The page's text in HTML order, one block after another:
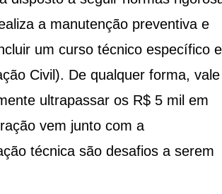
a manutenção preventiva e
um curso técnico específico e
Civil). De qualquer forma,
ultrapassar os R$ 5 mil em
vem junto com a
técnica são desafios a serem